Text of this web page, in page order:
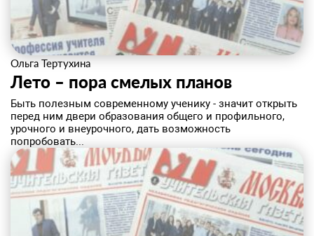
Ольга Тертухина
Лето – пора смелых планов
​Быть полезным современному ученику - значит открыть
перед ним двери образования общего и профильного,
урочного и внеурочного, дать возможность
попробовать...